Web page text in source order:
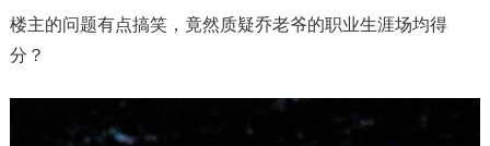
楼主的问题有点搞笑，竟然质疑乔老爷的职业生涯场均得
分？